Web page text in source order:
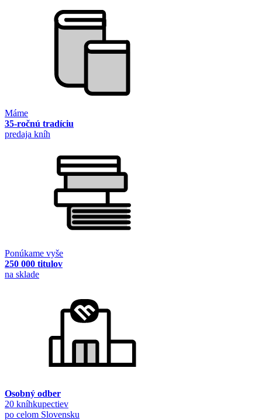
Máme
35-ročnú tradíciu
predaja kníh
Ponúkame vyše
250 000 titulov
na sklade
Osobný odber
20 kníhkupectiev
po celom Slovensku